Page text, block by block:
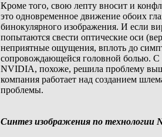
Кроме того, свою лепту вносит и
это одновременное движение обоих
бинокулярного изображения. И если
попытаются свести оптические оси
неприятные ощущения, вплоть до
сопровождающейся головной болью. С
NVIDIA, похоже, решила проблему
компания работает над созданием
проблемы.
Синтез изображения по технологии